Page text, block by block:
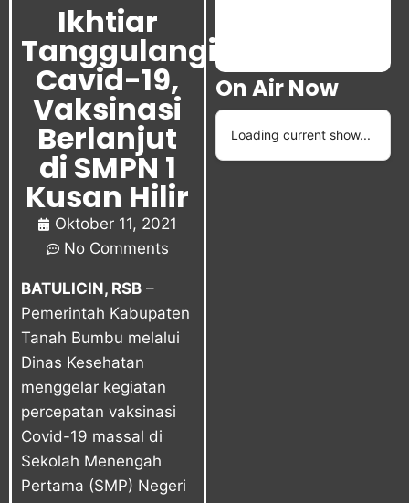
Ikhtiar
Tanggulangi
Cavid-19,
Vaksinasi
Berlanjut
di SMPN 1
Kusan Hilir
Oktober 11, 2021
No Comments
BATULICIN, RSB –
Pemerintah Kabupaten
Tanah Bumbu melalui
Dinas Kesehatan
menggelar kegiatan
percepatan vaksinasi
Covid-19 massal di
Sekolah Menengah
Pertama (SMP) Negeri
On Air Now
Loading current show...